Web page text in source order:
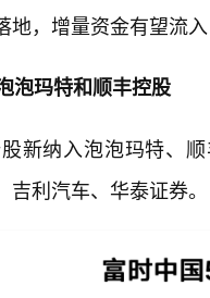
地，增量资金有望流
泡玛特和顺丰控股
新纳入泡泡玛特、
利汽车、华泰证券。